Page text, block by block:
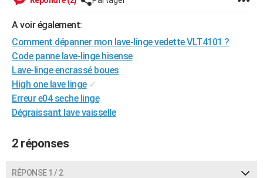
AVIS DE DÉCÈS
FORUM
Bricolage
Culture
Television
A voir également:
Comment dépanner mon lave-linge vedette VLT4101 ?
Code panne lave-linge hisense
Lave-linge encrassé boues
High one lave linge ✓
Erreur e04 seche linge
Dégraissant lave vaisselle
2 réponses
RÉPONSE 1 / 2